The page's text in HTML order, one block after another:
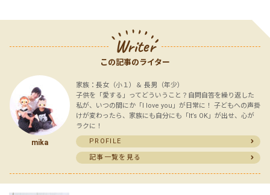
Writer
この記事のライター
mika
家族：長女（小１）＆ 長男（年少）
子供を「愛する」ってどういうこと？自問自答を繰り返した
私が、いつの間にか「I love you」が日常に！ 子どもへの声掛
けが変わったら、家族にも自分にも「It’s OK」が出せ、心が
ラクに！
PROFILE
記事一覧を見る